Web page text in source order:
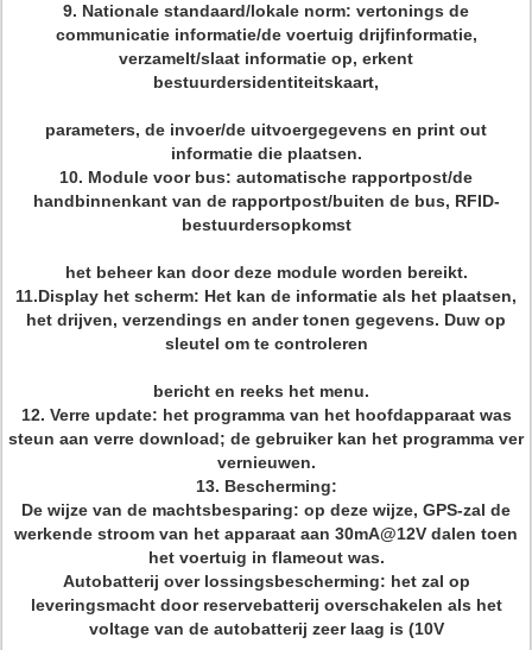
9. Nationale standaard/lokale norm: vertonings de
communicatie informatie/de voertuig drijfinformatie,
verzamelt/slaat informatie op, erkent
bestuurdersidentiteitskaart,
parameters, de invoer/de uitvoergegevens en print out
informatie die plaatsen.
10. Module voor bus: automatische rapportpost/de
handbinnenkant van de rapportpost/buiten de bus, RFID-
bestuurdersopkomst
het beheer kan door deze module worden bereikt.
11.Display het scherm: Het kan de informatie als het plaatsen,
het drijven, verzendings en ander tonen gegevens. Duw op
sleutel om te controleren
bericht en reeks het menu.
12. Verre update: het programma van het hoofdapparaat was
steun aan verre download; de gebruiker kan het programma ver
vernieuwen.
13. Bescherming:
De wijze van de machtsbesparing: op deze wijze, GPS-zal de
werkende stroom van het apparaat aan 30mA@12V dalen toen
het voertuig in flameout was.
Autobatterij over lossingsbescherming: het zal op
leveringsmacht door reservebatterij overschakelen als het
voltage van de autobatterij zeer laag is (10V